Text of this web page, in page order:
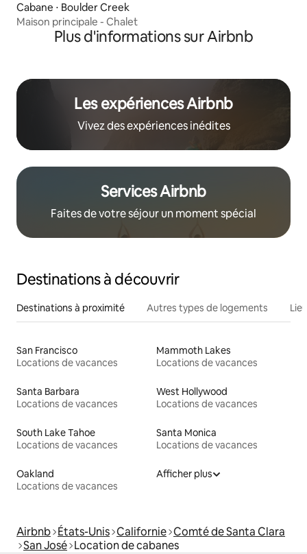
Cabane ⋅ Boulder Creek
Maison principale - Chalet
Plus d'informations sur Airbnb
Les expériences Airbnb
Vivez des expériences inédites
Services Airbnb
Faites de votre séjour un moment spécial
Destinations à découvrir
Destinations à proximité Autres types de logements
San Francisco
Locations de vacances
Mammoth Lakes
Locations de vacances
Santa Barbara
Locations de vacances
West Hollywood
Locations de vacances
South Lake Tahoe
Locations de vacances
Santa Monica
Locations de vacances
Oakland
Locations de vacances
Afficher plus
Airbnb États-Unis Californie Comté de Santa Clara
San José Location de cabanes